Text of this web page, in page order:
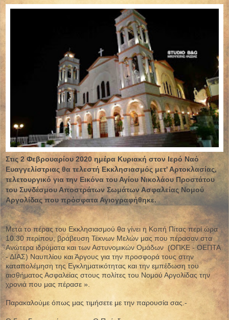
Στις 2 Φεβρουαρίου 2020 ημέρα Κυριακή στον Ιερό Ναό
Ευαγγελίστριας θα τελεστή Εκκλησιασμός μετ' Αρτοκλασίας,
τελετουργικό για την Εικόνα του Αγίου Νικολάου Προστάτου
του Συνδέσμου Αποστράτων Σωμάτων Ασφαλείας Νομού
Αργολίδας που πρόσφατα Αγιογραφήθηκε.
Μετά το πέρας του Εκκλησιασμού θα γίνει η Κοπή Πίτας περί ώρα
10.30 περίπου, βράβευση Τέκνων Μελών μας που πέρασαν στα
Ανώτερα ιδρύματα και των Αστυνομικών Ομάδων (ΟΠΚΕ - ΟΕΠΤΑ
- ΔΙΑΣ) Ναυπλίου και Άργους για την προσφορά τους στην
καταπολέμηση της Εγκληματικότητας και την εμπέδωση του
αισθήματος Ασφαλείας στους πολίτες του Νομού Αργολίδας την
χρονιά που μας πέρασε ».
Παρακαλούμε όπως μας τιμήσετε με την παρουσία σας.-